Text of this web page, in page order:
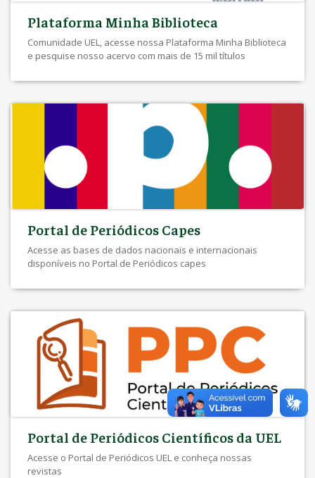
Plataforma Minha Biblioteca
Comunidade UEL, acesse nossa Plataforma Minha Biblioteca
e pesquise nosso acervo com mais de 15 mil títulos
Portal de Periódicos Capes
Acesse as bases de dados nacionais e internacionais
disponíveis no Portal de Periódicos capes
Portal de Periódicos Científicos da UEL
Acesse o Portal de Periódicos UEL e conheça nossas
revistas